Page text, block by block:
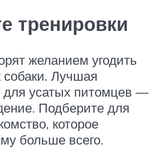
тренировки
желанием угодить
Лучшая
для усатых питомцев —
Подберите для
которое
больше всего.